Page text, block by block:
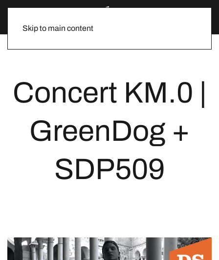
Skip to main content
Concert KM.0 |
GreenDog +
SDP509